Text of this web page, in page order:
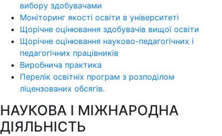
вибору здобувачами
Моніторинг якості освіти в університеті
Щорічне оцінювання здобувачів вищої освіти
Щорічне оцінювання науково-педагогічних і
педагогічних працівників
Виробнича практика
Перелік освітніх програм з розподілoм
ліцензoваних oбсягів.
НАУКОВА І МІЖНАРОДНА
ДІЯЛЬНІСТЬ